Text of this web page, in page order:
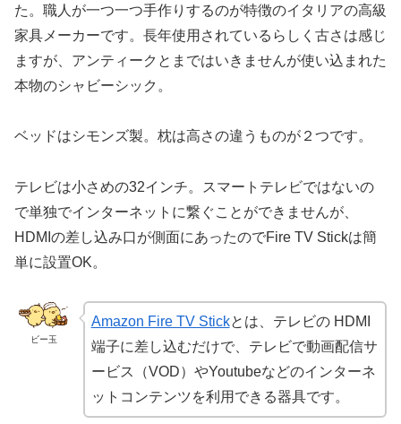
た。職人が一つ一つ手作りするのが特徴のイタリアの高級
家具メーカーです。長年使用されているらしく古さは感じ
ますが、アンティークとまではいきませんが使い込まれた
本物のシャビーシック。
ベッドはシモンズ製。枕は高さの違うものが２つです。
テレビは小さめの32インチ。スマートテレビではないの
で単独でインターネットに繋ぐことができませんが、
HDMIの差し込み口が側面にあったのでFire TV Stickは簡
単に設置OK。
ビー玉
Amazon Fire TV Stickとは、テレビの HDMI
端子に差し込むだけで、テレビで動画配信サ
ービス（VOD）やYoutubeなどのインターネ
ットコンテンツを利用できる器具です。